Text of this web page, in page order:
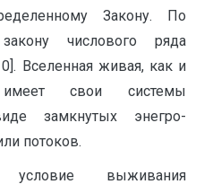
Закону. По
числового ряда
Вселенная живая, как и
свои системы
замкнутых энегро-
потоков.
условие выживания